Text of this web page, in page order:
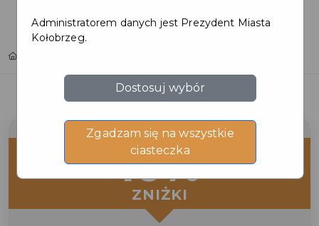
10%
ZNIŻKI
Administratorem danych jest Prezydent Miasta
Kołobrzeg.
Dostosuj wybór
Zgadzam się na wszystkie
ciasteczka